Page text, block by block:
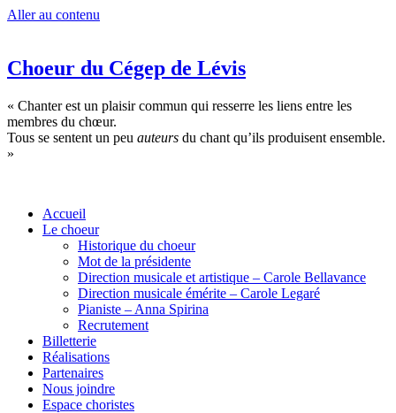
Aller au contenu
Choeur du Cégep de Lévis
« Chanter est un plaisir commun qui resserre les liens entre les
membres du chœur.
Tous se sentent un peu auteurs du chant qu’ils produisent ensemble.
»
Accueil
Le choeur
Historique du choeur
Mot de la présidente
Direction musicale et artistique – Carole Bellavance
Direction musicale émérite – Carole Legaré
Pianiste – Anna Spirina
Recrutement
Billetterie
Réalisations
Partenaires
Nous joindre
Espace choristes